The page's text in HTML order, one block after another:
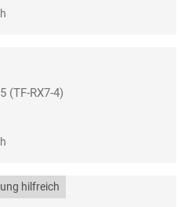
(TF-RX7-4)
hilfreich